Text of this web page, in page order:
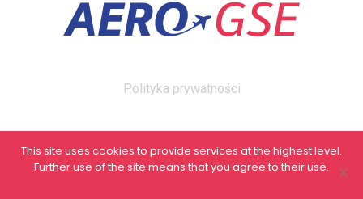
Polityka prywatności
© 2026 AERO GSE.
This site uses cookies to provide services at the highest level.
Further use of the site means that you agree to their use.